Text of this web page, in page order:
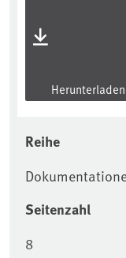
Herunterladen
Reihe
Seitenzahl
8